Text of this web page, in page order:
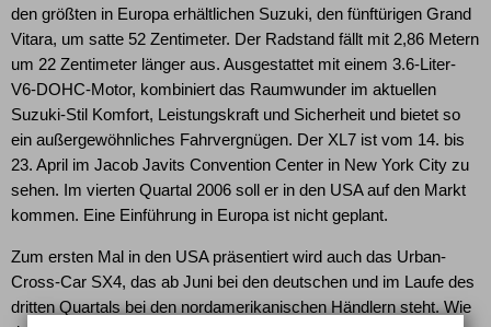
den größten in Europa erhältlichen Suzuki, den fünftürigen Grand
Vitara, um satte 52 Zentimeter. Der Radstand fällt mit 2,86 Metern
um 22 Zentimeter länger aus. Ausgestattet mit einem 3.6-Liter-
V6-DOHC-Motor, kombiniert das Raumwunder im aktuellen
Suzuki-Stil Komfort, Leistungskraft und Sicherheit und bietet so
ein außergewöhnliches Fahrvergnügen. Der XL7 ist vom 14. bis
23. April im Jacob Javits Convention Center in New York City zu
sehen. Im vierten Quartal 2006 soll er in den USA auf den Markt
kommen. Eine Einführung in Europa ist nicht geplant.
Zum ersten Mal in den USA präsentiert wird auch das Urban-
Cross-Car SX4, das ab Juni bei den deutschen und im Laufe des
dritten Quartals bei den nordamerikanischen Händlern steht. Wie